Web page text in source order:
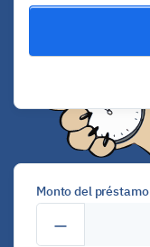
Monto del préstamo